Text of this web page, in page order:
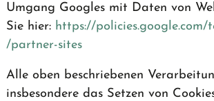
Umgang Googles mit Daten von
Sie hier: https://policies.google.com/
/partner-sites
Alle oben beschriebenen
insbesondere das Setzen von